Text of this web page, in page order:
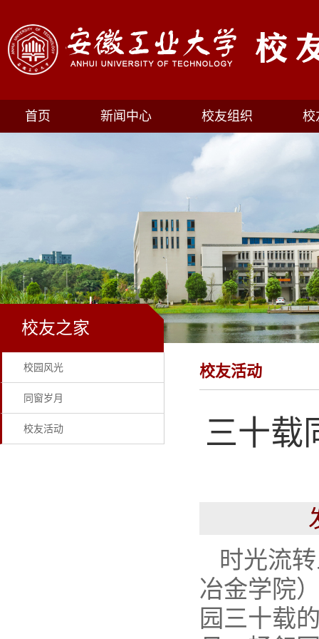
首页 新闻中心 校友组织 校
校友之家
校园风光
同窗岁月
校友活动
校友活动
三十载
时光流
冶金学院
园三十载